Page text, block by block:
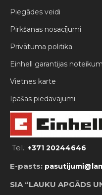
Piegādes veidi
Pirkšanas nosacījumi
Privātuma politika
Einhell garantijas
Vietnes karte
Ipašas piedāvājumi
Tel.: +371 20244646
E-pasts:
SIA “LAUKU APGĀDS